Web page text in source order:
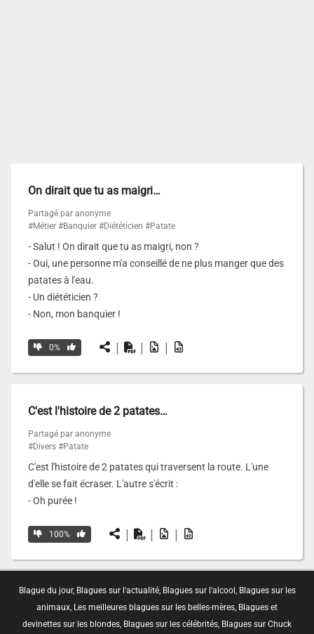
On dirait que tu as maigri…
Partagé par anonyme
#Métier #Banquier #Diététicien #Patate
- Salut ! On dirait que tu as maigri, non ?
- Oui, une personne m'a conseillé de ne plus manger que des
patates à l'eau.
- Un diététicien ?
- Non, mon banquier !
0% | | |
C'est l'histoire de 2 patates…
Partagé par anonyme
#Divers #Patate
C'est l'histoire de 2 patates qui traversent la route. L'une
d'elle se fait écraser. L'autre s'écrit :
- Oh purée !
100% | | |
Blague du jour, Blagues sur l'actualité, Blagues sur l'alcool , Blagues sur les
animaux, Les meilleures blagues sur les belles-mères, Blagues et
devinettes sur les blondes, Blagues sur les célébrités, Blagues sur Chuck